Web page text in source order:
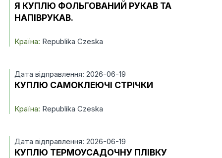
Я КУПЛЮ ФОЛЬГОВАНИЙ РУКАВ ТА
НАПІВРУКАВ.
Країна: Republika Czeska
Дата відправлення: 2026-06-19
КУПЛЮ САМОКЛЕЮЧІ СТРІЧКИ
Країна: Republika Czeska
Дата відправлення: 2026-06-19
КУПЛЮ ТЕРМОУСАДОЧНУ ПЛІВКУ